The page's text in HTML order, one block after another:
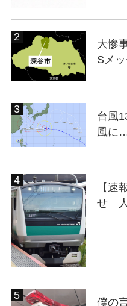
大惨
Sメ
台風
風に
【速
せ 人
僕の